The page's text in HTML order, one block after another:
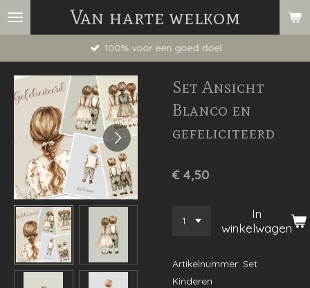
Ga
hoofdinhoud
Van harte welkom
100% voor een goed doel
Set Ansicht
Blanco en
gefeliciteerd
€ 4,50
In
winkelwagen
Artikelnummer: Set
Kinderen